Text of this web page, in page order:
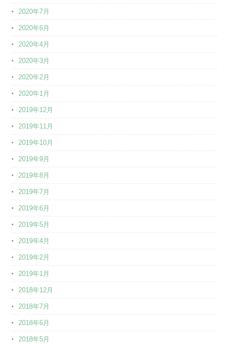
2020年7月
2020年6月
2020年4月
2020年3月
2020年2月
2020年1月
2019年12月
2019年11月
2019年10月
2019年9月
2019年8月
2019年7月
2019年6月
2019年5月
2019年4月
2019年2月
2019年1月
2018年12月
2018年7月
2018年6月
2018年5月